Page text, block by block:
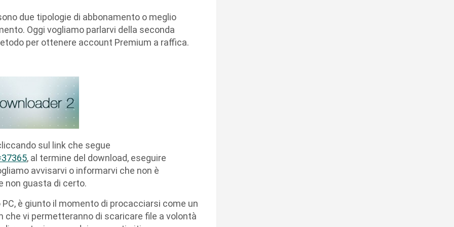
due tipologie di abbonamento o meglio
Oggi vogliamo parlarvi della seconda
per ottenere account Premium a raffica.
sul link che segue
, al termine del download, eseguire
avvisarvi o informarvi che non è
non guasta di certo.
è giunto il momento di procacciarsi come un
che vi permetteranno di scaricare file a volontà